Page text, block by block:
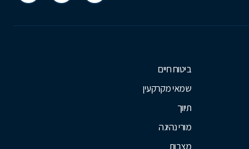
ביטוח חיים
שמאי מקרקעין
תיווך
מורי נהיגה
מצבות